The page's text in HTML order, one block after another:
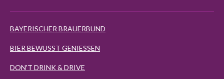
BAYERISCHER BRAUERBUND
BIER BEWUSST GENIESSEN
DON'T DRINK & DRIVE